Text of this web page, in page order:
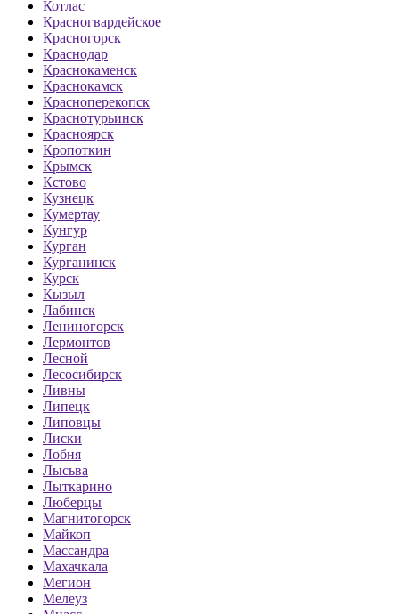
Котлас
Красногвардейское
Красногорск
Краснодар
Краснокаменск
Краснокамск
Красноперекопск
Краснотурьинск
Красноярск
Кропоткин
Крымск
Кстово
Кузнецк
Кумертау
Кунгур
Курган
Курганинск
Курск
Кызыл
Лабинск
Лениногорск
Лермонтов
Лесной
Лесосибирск
Ливны
Липецк
Липовцы
Лиски
Лобня
Лысьва
Лыткарино
Люберцы
Магнитогорск
Майкоп
Массандра
Махачкала
Мегион
Мелеуз